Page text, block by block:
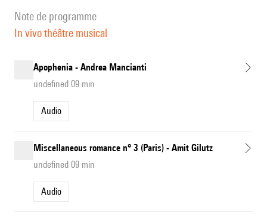
note de programme
In vivo théâtre musical
Apophenia - Andrea Mancianti
undefined 09 min
Audio
Miscellaneous romance n° 3 (Paris) - Amit Gilutz
undefined 09 min
Audio